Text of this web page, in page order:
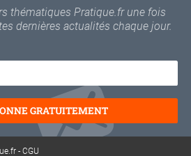
thématiques Pratique.fr une fois
dernières actualités chaque jour.
GRATUITEMENT
-CGU